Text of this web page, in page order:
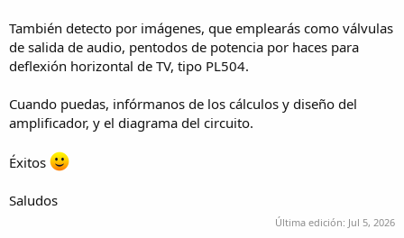
También detecto por imágenes, que emplearás como válvulas
de salida de audio, pentodos de potencia por haces para
deflexión horizontal de TV, tipo PL504.
Cuando puedas, infórmanos de los cálculos y diseño del
amplificador, y el diagrama del circuito.
Éxitos
Saludos
Última edición: Jul 5, 2026